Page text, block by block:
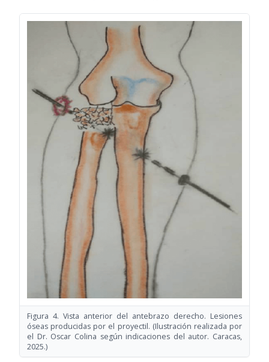
Figura 4. Vista anterior del antebrazo derecho. Lesiones
óseas producidas por el proyectil. (Ilustración realizada por
el Dr. Oscar Colina según indicaciones del autor. Caracas,
2025.)